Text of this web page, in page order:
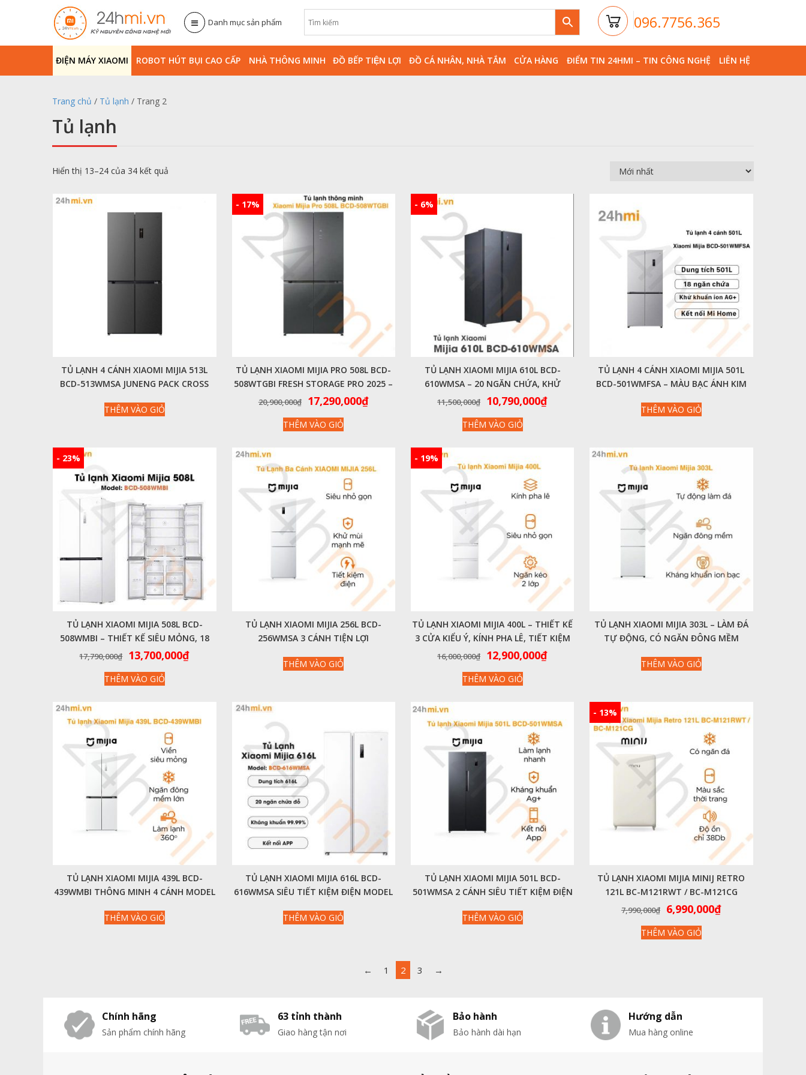
Danh mục sản phẩm 096.7756.365
ĐIỆN MÁY XIAOMI ROBOT HÚT BỤI CAO CẤP NHÀ THÔNG MINH ĐỒ BẾP TIỆN LỢI ĐỒ CÁ NHÂN, NHÀ TẮM CỬA HÀNG ĐIỂM TIN 24HMI – TIN CÔNG NGHỆ LIÊN HỆ
Trang chủ / Tủ lạnh / Trang 2
Tủ lạnh
Hiển thị 13–24 của 34 kết quả
TỦ LẠNH 4 CÁNH XIAOMI MIJIA 513L
BCD-513WMSA JUNENG PACK CROSS
THÊM VÀO GIỎ
- 17%
TỦ LẠNH XIAOMI MIJIA PRO 508L BCD-
508WTGBI FRESH STORAGE PRO 2025 –
THIẾT KẾ SIÊU MỎNG
20,900,000₫
Giá
gốc
là:
17,290,000₫Giá
17,290,000₫.
THÊM VÀO GIỎ
- 6%
TỦ LẠNH XIAOMI MIJIA 610L BCD-
610WMSA – 20 NGĂN CHỨA, KHỬ
KHUẨN 99,99%
11,500,000₫
Giá
gốc
là:
10,790,000₫Giá
10,790,000₫.
THÊM VÀO GIỎ
TỦ LẠNH 4 CÁNH XIAOMI MIJIA 501L
BCD-501WMFSA – MÀU BẠC ÁNH KIM
THÊM VÀO GIỎ
- 23%
TỦ LẠNH XIAOMI MIJIA 508L BCD-
508WMBI – THIẾT KẾ SIÊU MỎNG, 18
NGĂN CHỨA, KẾT NỐI APP THÔNG
17,790,000₫ Giá
gốc
là:
13,700,000₫Giá
13,700,000₫.
THÊM VÀO GIỎ
TỦ LẠNH XIAOMI MIJIA 256L BCD-
256WMSA 3 CÁNH TIỆN LỢI
THÊM VÀO GIỎ
- 19%
TỦ LẠNH XIAOMI MIJIA 400L – THIẾT KẾ
3 CỬA KIỂU Ý, KÍNH PHA LÊ, TIẾT KIỆM
ĐIỆN
16,000,000₫
Giá
gốc
là:
12,900,000₫Giá
12,900,000₫.
THÊM VÀO GIỎ
TỦ LẠNH XIAOMI MIJIA 303L – LÀM ĐÁ
TỰ ĐỘNG, CÓ NGĂN ĐÔNG MỀM
THÊM VÀO GIỎ
TỦ LẠNH XIAOMI MIJIA 439L BCD-
439WMBI THÔNG MINH 4 CÁNH MODEL
THÊM VÀO GIỎ
TỦ LẠNH XIAOMI MIJIA 616L BCD-
616WMSA SIÊU TIẾT KIỆM ĐIỆN MODEL
THÊM VÀO GIỎ
TỦ LẠNH XIAOMI MIJIA 501L BCD-
501WMSA 2 CÁNH SIÊU TIẾT KIỆM ĐIỆN
THÊM VÀO GIỎ
- 13%
TỦ LẠNH XIAOMI MIJIA MINIJ RETRO
121L BC-M121RWT / BC-M121CG
7,990,000₫
Giá
gốc
là:
6,990,000₫Giá
THÊM VÀO GIỎ
← 1 2 3 →
Chính hãng
Sản phẩm chính hãng
63 tỉnh thành
Giao hàng tận nơi
Bảo hành
Bảo hành dài hạn
Hướng dẫn
Mua hàng online